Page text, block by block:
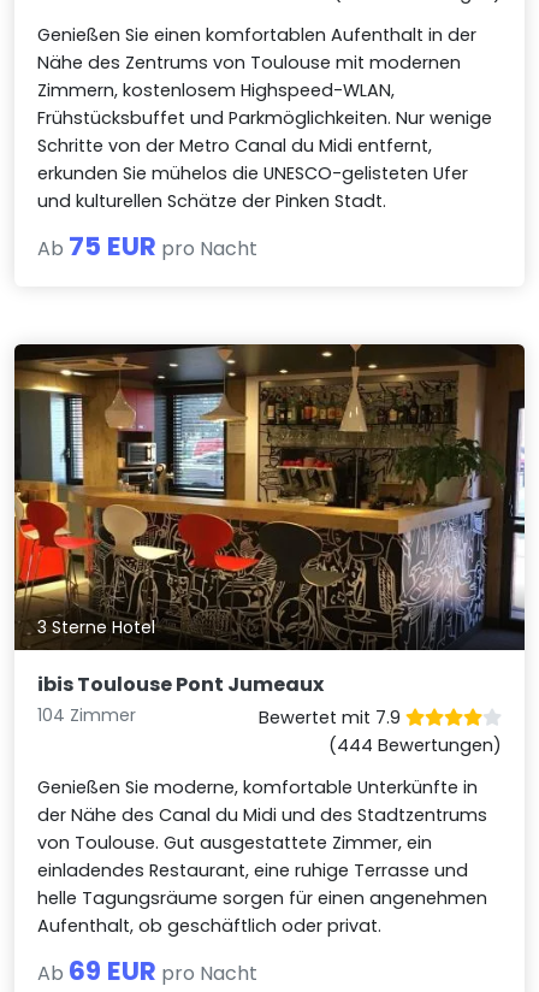
Genießen Sie einen komfortablen Aufenthalt in der
Nähe des Zentrums von Toulouse mit modernen
Zimmern, kostenlosem Highspeed-WLAN,
Frühstücksbuffet und Parkmöglichkeiten. Nur wenige
Schritte von der Metro Canal du Midi entfernt,
erkunden Sie mühelos die UNESCO-gelisteten Ufer
und kulturellen Schätze der Pinken Stadt.
Ab 75 EUR pro Nacht
3 Sterne Hotel
ibis Toulouse Pont Jumeaux
104 Zimmer
Bewertet mit 7.9
(444 Bewertungen)
Genießen Sie moderne, komfortable Unterkünfte in
der Nähe des Canal du Midi und des Stadtzentrums
von Toulouse. Gut ausgestattete Zimmer, ein
einladendes Restaurant, eine ruhige Terrasse und
helle Tagungsräume sorgen für einen angenehmen
Aufenthalt, ob geschäftlich oder privat.
Ab 69 EUR pro Nacht